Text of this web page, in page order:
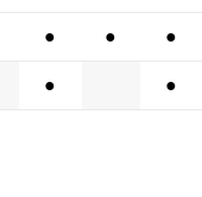
● ● ●
● ●